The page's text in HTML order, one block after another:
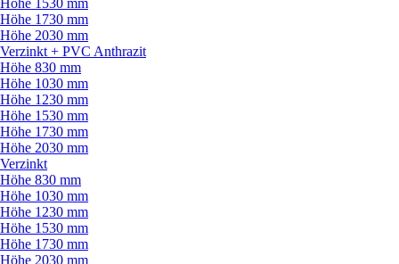
Höhe 1530 mm
Höhe 1730 mm
Höhe 2030 mm
Verzinkt + PVC Anthrazit
Höhe 830 mm
Höhe 1030 mm
Höhe 1230 mm
Höhe 1530 mm
Höhe 1730 mm
Höhe 2030 mm
Verzinkt
Höhe 830 mm
Höhe 1030 mm
Höhe 1230 mm
Höhe 1530 mm
Höhe 1730 mm
Höhe 2030 mm